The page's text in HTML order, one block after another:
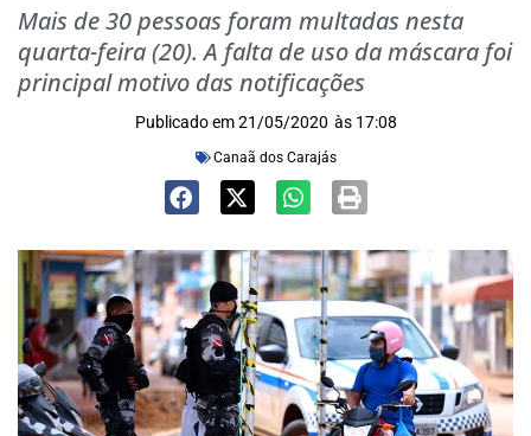
Mais de 30 pessoas foram multadas nesta
quarta-feira (20). A falta de uso da máscara foi
principal motivo das notificações
Publicado em 21/05/2020 às 17:08
Canaã dos Carajás